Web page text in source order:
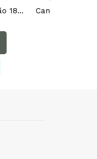
Caneta Ecológica De Papelão 18542AG Caneta